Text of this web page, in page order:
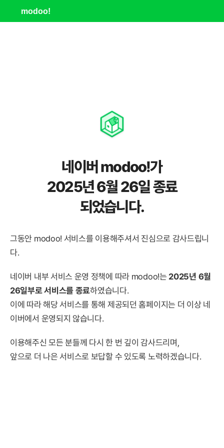
modoo!
네이버 modoo!가
2025년 6월 26일 종료
되었습니다.
그동안 modoo! 서비스를 이용해주셔서 진심으로 감사드립니
다.
네이버 내부 서비스 운영 정책에 따라 modoo!는 2025년 6월
26일부로 서비스를 종료하였습니다.
이에 따라 해당 서비스를 통해 제공되던 홈페이지는 더 이상 네
이버에서 운영되지 않습니다.
이용해주신 모든 분들께 다시 한 번 깊이 감사드리며,
앞으로 더 나은 서비스로 보답할 수 있도록 노력하겠습니다.